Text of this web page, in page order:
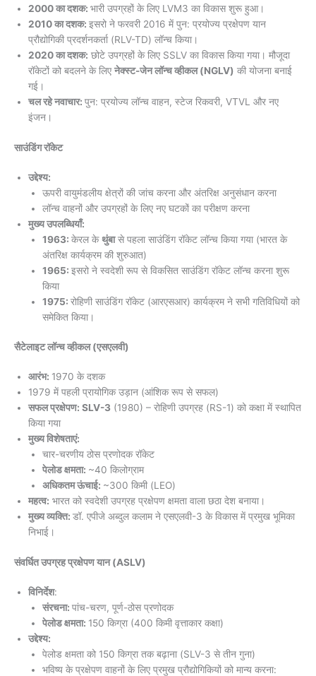
2000 का दशक: भारी उपग्रहों के लिए LVM3 का विकास शुरू हुआ।
2010 का दशक: इसरो ने फरवरी 2016 में पुन: प्रयोज्य प्रक्षेपण यान
प्रौद्योगिकी प्रदर्शनकर्ता (RLV-TD) लॉन्च किया।
2020 का दशक: छोटे उपग्रहों के लिए SSLV का विकास किया गया। मौजूदा
रॉकेटों को बदलने के लिए नेक्स्ट-जेन लॉन्च व्हीकल (NGLV) की योजना बनाई
गई।
चल रहे नवाचार: पुन: प्रयोज्य लॉन्च वाहन, स्टेज रिकवरी, VTVL और नए
इंजन।
साउंडिंग रॉकेट
उद्देश्य:
ऊपरी वायुमंडलीय क्षेत्रों की जांच करना और अंतरिक्ष अनुसंधान करना
लॉन्च वाहनों और उपग्रहों के लिए नए घटकों का परीक्षण करना
मुख्य उपलब्धियाँ:
1963: केरल केथुंबासे पहला साउंडिंग रॉकेट लॉन्च किया गया (भारत के
अंतरिक्ष कार्यक्रम की शुरुआत)
1965: इसरो ने स्वदेशी रूप से विकसित साउंडिंग रॉकेट लॉन्च करना शुरू
किया
1975: रोहिणी साउंडिंग रॉकेट (आरएसआर) कार्यक्रम ने सभी गतिविधियों को
समेकित किया।
सैटेलाइट लॉन्च व्हीकल (एसएलवी)
आरंभ: 1970 के दशक
1979 में पहली प्रायोगिक उड़ान (आंशिक रूप से सफल)
सफल प्रक्षेपण: SLV-3 (1980) – रोहिणी उपग्रह (RS-1) को कक्षा में स्थापित
किया गया
मुख्य विशेषताएं:
चार-चरणीय ठोस प्रणोदक रॉकेट
पेलोड क्षमता: ~40 किलोग्राम
अधिकतम ऊंचाई: ~300 किमी (LEO)
महत्व: भारत को स्वदेशी उपग्रह प्रक्षेपण क्षमता वाला छठा देश बनाया।
मुख्य व्यक्ति: डॉ. एपीजे अब्दुल कलाम ने एसएलवी-3 के विकास में प्रमुख भूमिका
निभाई।
संवर्धित उपग्रह प्रक्षेपण यान (ASLV)
विनिर्देश:
संरचना: पांच-चरण, पूर्ण-ठोस प्रणोदक
पेलोड क्षमता: 150 किग्रा (400 किमी वृत्ताकार कक्षा)
उद्देश्य:
पेलोड क्षमता को 150 किग्रा तक बढ़ाना (SLV-3 से तीन गुना)
भविष्य के प्रक्षेपण वाहनों के लिए प्रमुख प्रौद्योगिकियों को मान्य करना: